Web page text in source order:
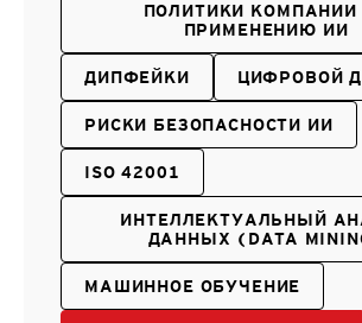
ПОЛИТИКИ КОМПАНИИ
ПРИМЕНЕНИЮ ИИ
ДИПФЕЙКИ ЦИФРОВОЙ
РИСКИ БЕЗОПАСНОСТИ ИИ
ISO 42001
ИНТЕЛЛЕКТУАЛЬНЫЙ
ДАННЫХ (DATA
МАШИННОЕ ОБУЧЕНИЕ